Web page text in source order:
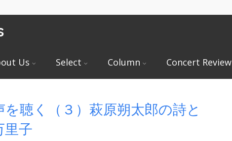
Us Select Column Concert Review
聴く（３）萩原朔太郎の詩と
里子